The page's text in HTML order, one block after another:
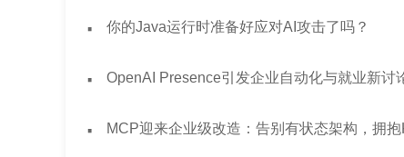
· 你的Java运行时准备好应对AI攻击了吗？
· OpenAI Presence引发企业自动化与就业新讨
· MCP迎来企业级改造：告别有状态架构，拥